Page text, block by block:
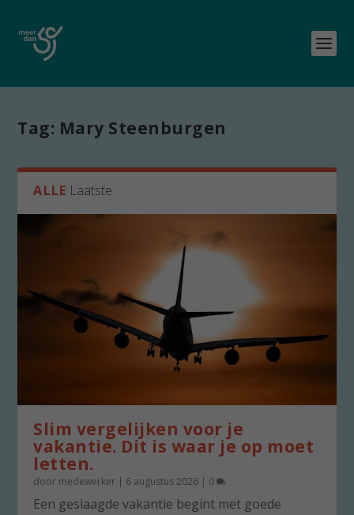
Tag: Mary Steenburgen
ALLE Laatste
Slim vergelijken voor je
vakantie. Dit is waar je op moet
letten.
door medewerker | 6 augustus 2026 | 0
Een geslaagde vakantie begint met goede